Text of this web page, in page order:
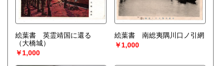
絵葉書 英霊靖国に還る
（大橋城）
￥1,000
絵葉書 南総夷隅川口ノ引網
￥1,000